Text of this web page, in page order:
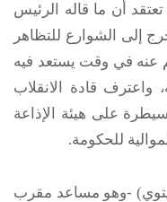
أن ما قاله الرئيس
إلى الشوارع للتظاهر
عنه في وقت يستعد فيه
واعترف قادة الانقلاب
على هيئة الإذاعة
للحكومة.
-وهو مساعد مقرب